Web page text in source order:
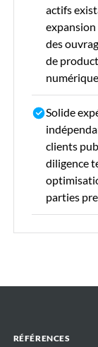
actifs
des
de
Solide
clients
diligence
parties
RÉFÉRENCES